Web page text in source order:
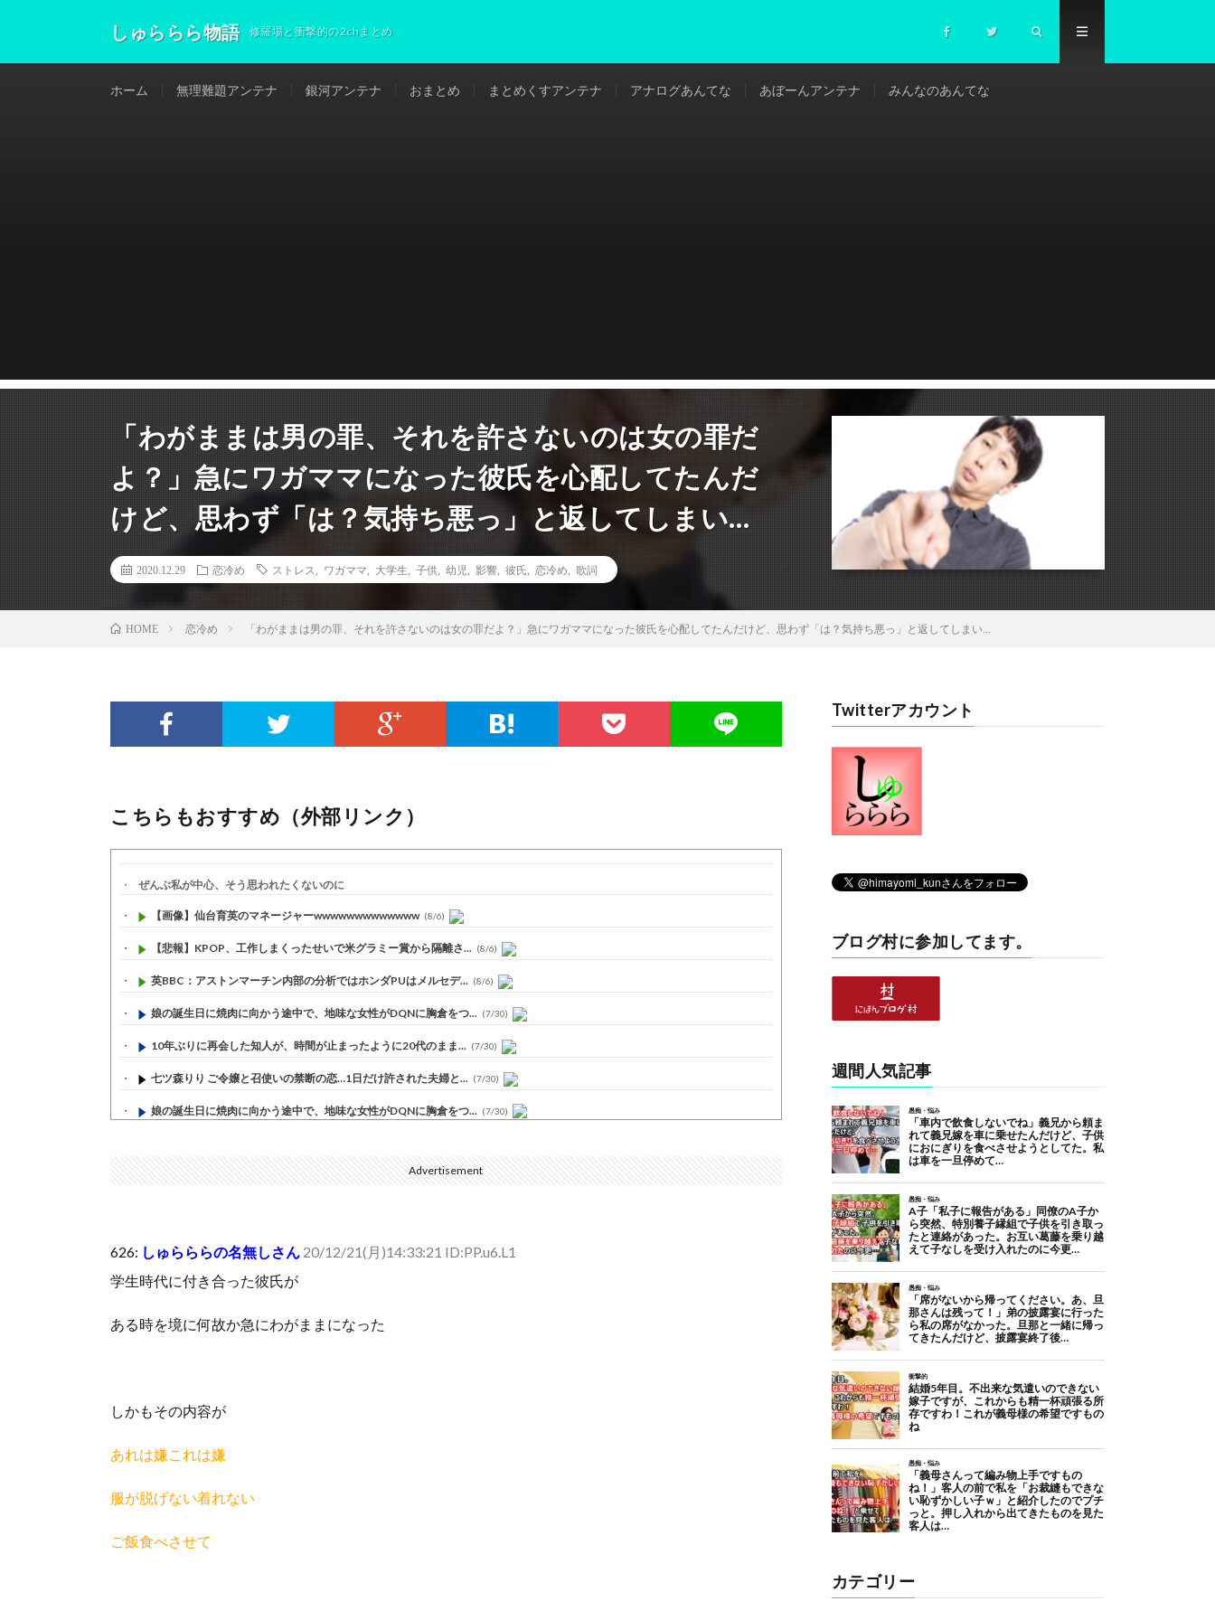
しゅららら物語 修羅場と衝撃的の2chまとめ
ホーム 無理難題アンテナ 銀河アンテナ おまとめ まとめくすアンテナ アナログあんてな あぼーんアンテナ みんなのあんてな
「わがままは男の罪、それを許さないのは女の罪だ
よ？」急にワガママになった彼氏を心配してたんだ
けど、思わず「は？気持ち悪っ」と返してしまい…
2020.12.29 恋冷め ストレス ワガママ 大学生 子供 幼児 影響 彼氏 恋冷め 歌詞
HOME 恋冷め 「わがままは男の罪、それを許さないのは女の罪だよ？」急にワガママになった彼氏を心配してたんだけど、思わず「は？気持ち悪っ」と返してしまい…
こちらもおすすめ（外部リンク）
ぜんぶ私が中心、そう思われたくないのに
【画像】仙台育英のマネージャーwwwwwwwwwwwww (8/6)
【悲報】KPOP、工作しまくったせいで米グラミー賞から隔離さ... (8/6)
英BBC：アストンマーチン内部の分析ではホンダPUはメルセデ... (8/6)
娘の誕生日に焼肉に向かう途中で、地味な女性がDQNに胸倉をつ... (7/30)
10年ぶりに再会した知人が、時間が止まったように20代のまま... (7/30)
七ツ森りり ご令嬢と召使いの禁断の恋…1日だけ許された夫婦と... (7/30)
娘の誕生日に焼肉に向かう途中で、地味な女性がDQNに胸倉をつ... (7/30)
可愛い彼女が部屋に入ってきた。もしかしてニンジャ？→スタイリ...
Advertisement
626: しゅらららの名無しさん 20/12/21(月)14:33:21 ID:PP.u6.L1
学生時代に付き合った彼氏が
ある時を境に何故か急にわがままになった
しかもその内容が
あれは嫌これは嫌
服が脱げない着れない
ご飯食べさせて
Twitterアカウント
ブログ村に参加してます。
週間人気記事
カテゴリー